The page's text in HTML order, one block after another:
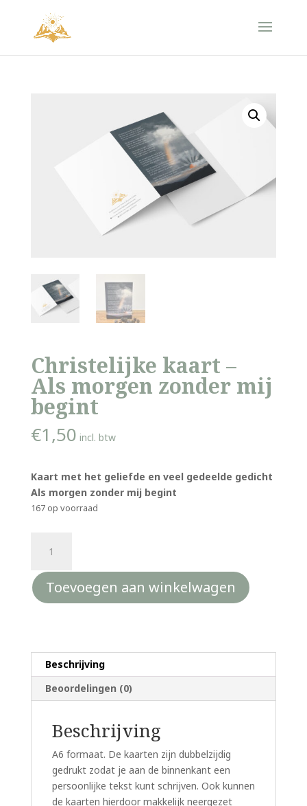
Christelijke kaart –
Als morgen zonder mij
begint
€1,50 incl. btw
Kaart met het geliefde en veel gedeelde gedicht
Als morgen zonder mij begint
167 op voorraad
kaart
Als
morgen
begint
aantal
Toevoegen aan winkelwagen
Beschrijving
Beoordelingen (0)
Beschrijving
A6 formaat. De kaarten zijn dubbelzijdig
gedrukt zodat je aan de binnenkant een
persoonlijke tekst kunt schrijven. Ook kunnen
de kaarten hierdoor makkelijk neergezet